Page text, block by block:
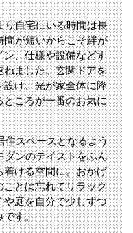
り自宅にいる時間は長
間が短いからこそ絆が
ン、仕様や設備などす
ねました。玄関ドアを
設け、光が家全体に降
ところが一番のお気に
住スペースとなるよう
ダンのテイストをふん
着ける空間に。おかげ
ことは忘れてリラック
や庭を自分で少しずつ
です。